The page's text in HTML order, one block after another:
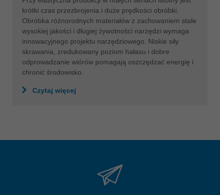
krótki czas przezbrojenia i duże prędkości obróbki.
Obróbka różnorodnych materiałów z zachowaniem stale
wysokiej jakości i długiej żywotności narzędzi wymaga
innowacyjnego projektu narzędziowego. Niskie siły
skrawania, zredukowany poziom hałasu i dobre
odprowadzanie wiórów pomagają oszczędzać energię i
chronić środowisko.
Czytaj więcej